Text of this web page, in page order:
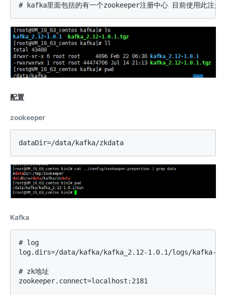
配置
zookeeper
Kafka
# log
log.dirs=/data/kafka/kafka_2.12-1.0.1/logs/kafka-
# zk地址
zookeeper.connect=localhost:2181